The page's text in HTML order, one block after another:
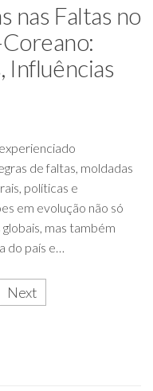
nas Faltas no
Influências
de faltas, moldadas
políticas e
em evolução não só
mas também
do país e…
Next